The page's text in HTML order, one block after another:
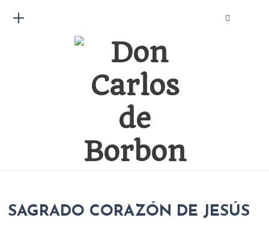
SAGRADO CORAZÓN DE JESÚS